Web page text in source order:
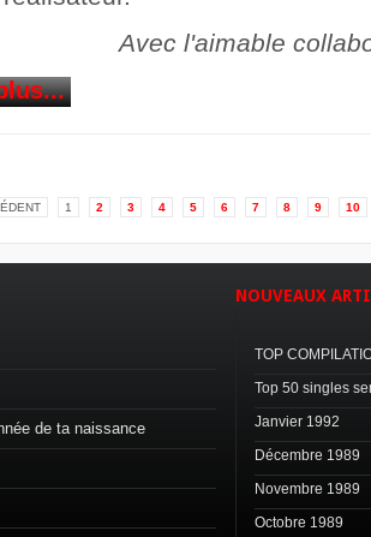
Avec l'aimable
1 2 3 4 5 6 7 8 9 10
de ta naissance
NOUVEAUX
TOP
Top 50 singles
Janvier 1992
Décembre 1989
Novembre 1989
Octobre 1989